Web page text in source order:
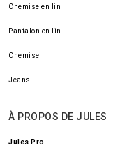
Chemise en lin
Pantalon en lin
Chemise
Jeans
À PROPOS DE JULES
Jules Pro